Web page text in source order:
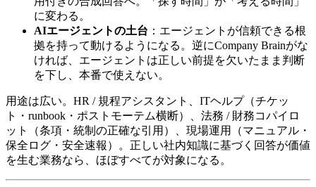
に​変わる。
AIエージェントの土台 ：エージェントが​信頼できる​根
拠を​持って動けるようになる。​逆に​Company Brainが​な
ければ、​エージェントは​正しい​前提を​欠いたまま​判断
を​下し、​本番で​使えない。
用途は​広い。​HR / 規程アシスタント、​ITヘルプ（チケッ
ト・runbook・ポストモーテム横断）、​法務 / 財務コパイロ
ット​（条項・統制の​正確な​引用）、​現場運用​（マニュアル・
保全ログ・安全速報）。​正しい​社内知識に​基づく​回答が​価値
を​生む業務なら、​ほぼ​すべてが​対象に​なる。